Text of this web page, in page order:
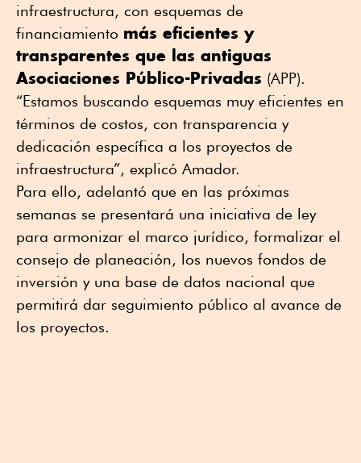
infraestructura, con esquemas de
financiamiento más eficientes y
transparentes que las antiguas
Asociaciones Público-Privadas (APP).
“Estamos buscando esquemas muy eficientes en
términos de costos, con transparencia y
dedicación específica a los proyectos de
infraestructura”, explicó Amador.
Para ello, adelantó que en las próximas
semanas se presentará una iniciativa de ley
para armonizar el marco jurídico, formalizar el
consejo de planeación, los nuevos fondos de
inversión y una base de datos nacional que
permitirá dar seguimiento público al avance de
los proyectos.